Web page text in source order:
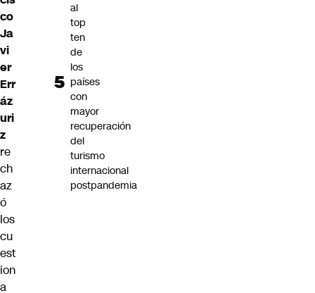
co
Ja
vi
er
Err
áz
uri
z
re
ch
az
ó
los
cu
est
ion
a
al
top
ten
de
los
países
con
mayor
recuperación
del
turismo
internacional
postpandemia